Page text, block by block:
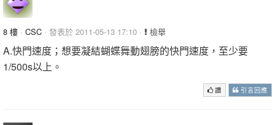
8 樓 · CSC · 發表於 2011-05-13 17:10 · 檢舉
A.快門速度；想要凝結蝴蝶舞動翅膀的快門速度，至少要
1/500s以上。
讚 引言回應